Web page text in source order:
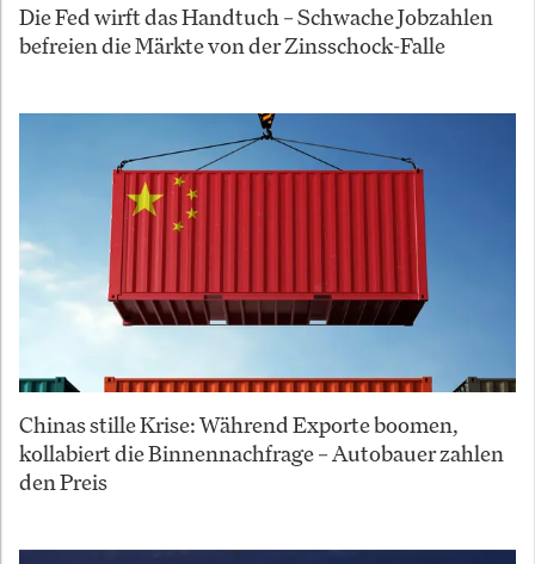
Die Fed wirft das Handtuch – Schwache Jobzahlen
befreien die Märkte von der Zinsschock-Falle
Chinas stille Krise: Während Exporte boomen,
kollabiert die Binnennachfrage – Autobauer zahlen
den Preis